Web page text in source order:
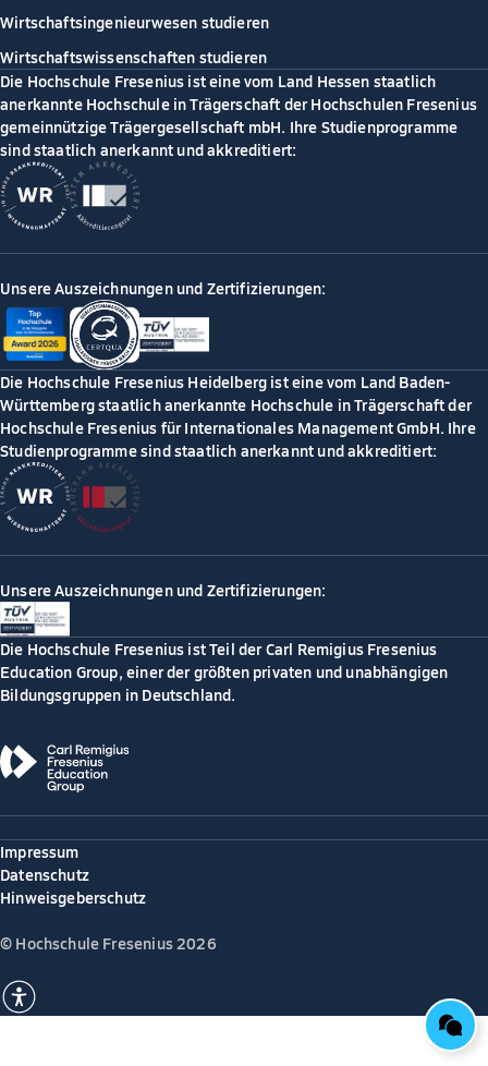
Wirtschaftsingenieurwesen studieren
Wirtschaftswissenschaften studieren
Die Hochschule Fresenius ist eine vom Land Hessen staatlich
anerkannte Hochschule in Trägerschaft der Hochschulen Fresenius
gemeinnützige Trägergesellschaft mbH. Ihre Studienprogramme
sind staatlich anerkannt und akkreditiert:
Unsere Auszeichnungen und Zertifizierungen:
Die Hochschule Fresenius Heidelberg ist eine vom Land Baden-
Württemberg staatlich anerkannte Hochschule in Trägerschaft der
Hochschule Fresenius für Internationales Management GmbH. Ihre
Studienprogramme sind staatlich anerkannt und akkreditiert:
Unsere Auszeichnungen und Zertifizierungen:
Die Hochschule Fresenius ist Teil der Carl Remigius Fresenius
Education Group, einer der größten privaten und unabhängigen
Bildungsgruppen in Deutschland.
Impressum
Datenschutz
Hinweisgeberschutz
© Hochschule Fresenius 2026